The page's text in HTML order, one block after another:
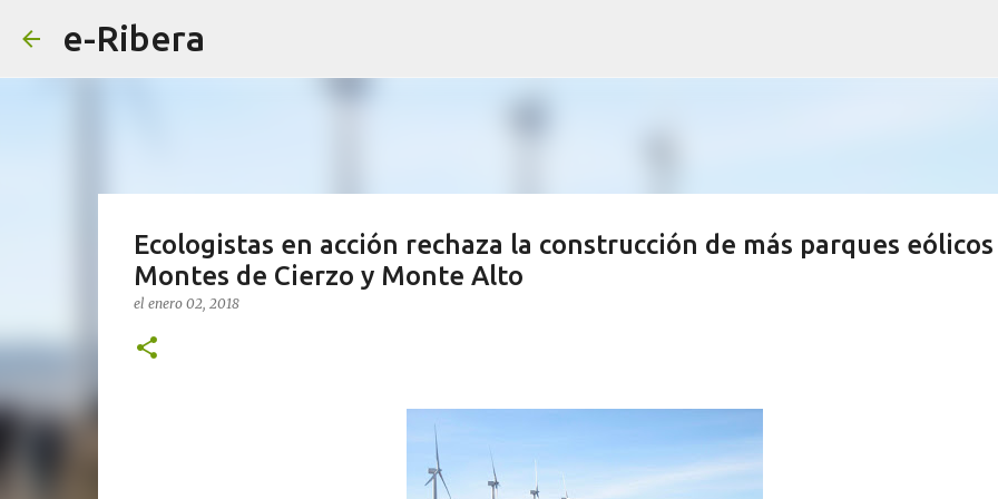
e-Ribera
Ecologistas en acción rechaza la construcción de más parques
Montes de Cierzo y Monte Alto
el enero 02, 2018